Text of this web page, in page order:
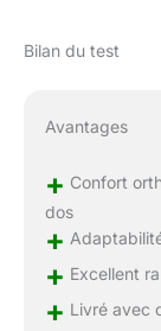
Bilan du test
Avantages
+ Confort
dos
+
+ Excellent
+ Livré avec